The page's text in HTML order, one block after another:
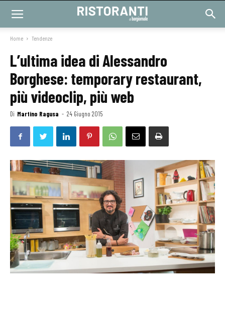
Home Tendenze
L’ultima idea di Alessandro
Borghese: temporary restaurant,
più videoclip, più web
Di Martino Ragusa - 24 Giugno 2015